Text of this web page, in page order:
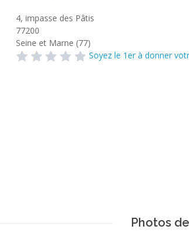
4, impasse des Pâtis
77200
Seine et Marne (77)
Soyez le 1er à donner
Photos